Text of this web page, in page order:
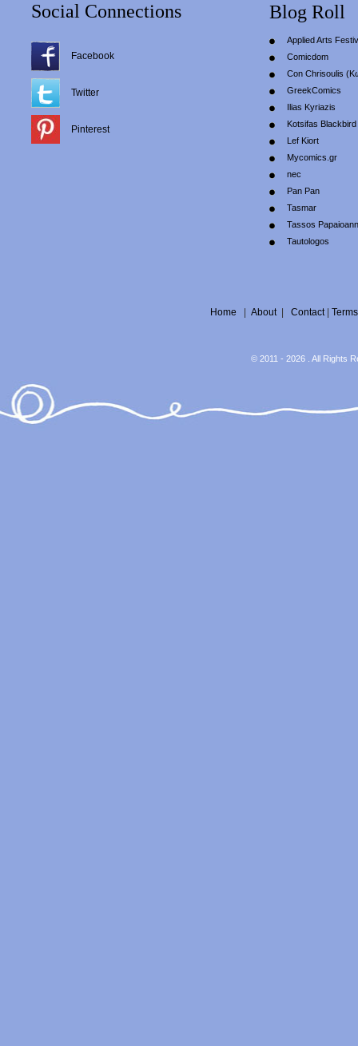
Social Connections
Facebook
Twitter
Pinterest
Blog Roll
Applied Arts
Comicdom
Con Chrisoulis
GreekComics
Ilias Kyriazis
Kotsifas Blackbird
Lef Kiort
Mycomics.gr
nec
Pan Pan
Tasmar
Tassos
Tautologos
Home About| Contact| Terms
© 2011 - 2026 . All Rights